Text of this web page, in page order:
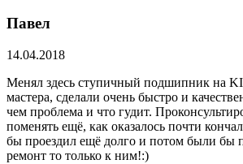
Павел
14.04.2018
Менял здесь ступичный подшипник на
мастера, сделали очень быстро и
чем проблема и что гудит.
поменять ещё, как оказалось почти
бы проездил ещё долго и потом были бы
ремонт то только к ним!:)